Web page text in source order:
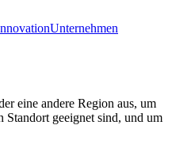
Unternehmen
eine andere Region aus, um
Standort geeignet sind, und um